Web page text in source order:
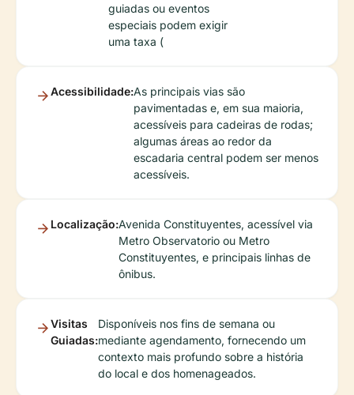
guiadas ou eventos
especiais podem exigir
uma taxa (
Acessibilidade:As principais vias são
pavimentadas e, em sua maioria,
acessíveis para cadeiras de rodas;
algumas áreas ao redor da
escadaria central podem ser menos
acessíveis.
Localização:Avenida Constituyentes, acessível via
Metro Observatorio ou Metro
Constituyentes, e principais linhas de
ônibus.
Visitas
Guiadas:
Disponíveis nos fins de semana ou
mediante agendamento, fornecendo um
contexto mais profundo sobre a história
do local e dos homenageados.